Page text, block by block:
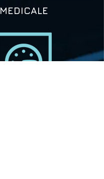
MEDICALE